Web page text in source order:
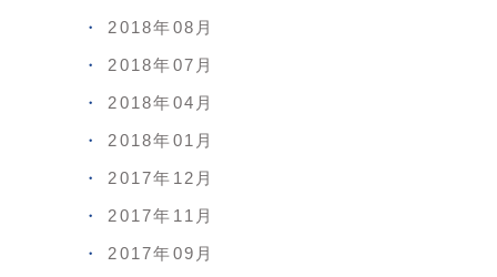
2018年08月
2018年07月
2018年04月
2018年01月
2017年12月
2017年11月
2017年09月